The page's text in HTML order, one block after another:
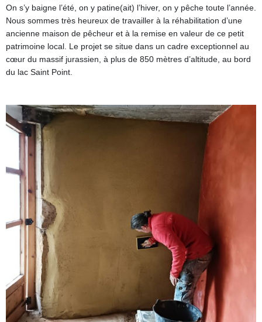
On s’y baigne l’été, on y patine(ait) l’hiver, on y pêche toute l’année.
Nous sommes très heureux de travailler à la réhabilitation d’une
ancienne maison de pêcheur et à la remise en valeur de ce petit
patrimoine local. Le projet se situe dans un cadre exceptionnel au
cœur du massif jurassien, à plus de 850 mètres d’altitude, au bord
du lac Saint Point.